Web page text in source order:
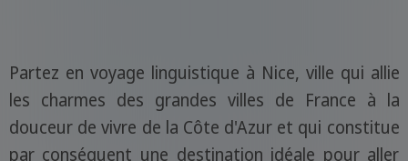
Partez en voyage linguistique à Nice, ville qui allie
les charmes des grandes villes de France à la
douceur de vivre de la Côte d'Azur et qui constitue
par conséquent une destination idéale pour aller